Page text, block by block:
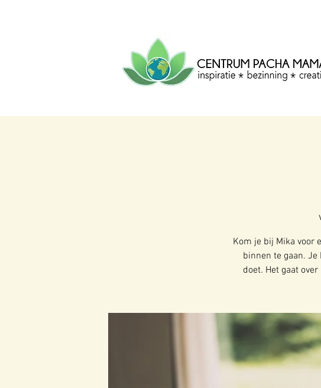
CENTRUM
PACHA
MAMA Centrum voor inspiratie, bezinning &
creatie.
Kom je bij Mika voor
binnen te gaan.
doet. Het gaat